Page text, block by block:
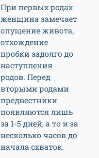
При первых родах
женщина замечает
опущение живота,
отхождение
пробки задолго до
наступления
родов. Перед
вторыми родами
предвестники
появляются лишь
за 1-5 дней, а то и за
несколько часов до
начала схваток.